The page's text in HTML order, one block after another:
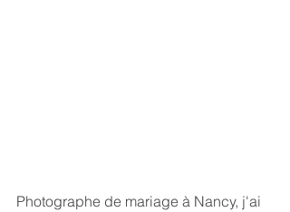
Photographe de mariage à Nancy, j'ai